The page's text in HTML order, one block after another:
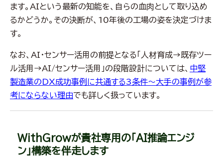
ます。AIという最新の知能を、自らの血肉として取り込め
るかどうか。その決断が、10年後の工場の姿を決定づけま
す。
なお、AI・センサー活用の前提となる「人材育成→既存ツー
ル活用→AI/センサー活用」の段階設計については、 中堅
製造業のDX成功事例に共通する3条件～大手の事例が参
考にならない理由でも詳しく扱っています。
WithGrowが貴社専用の「AI推論エンジ
ン」構築を伴走します